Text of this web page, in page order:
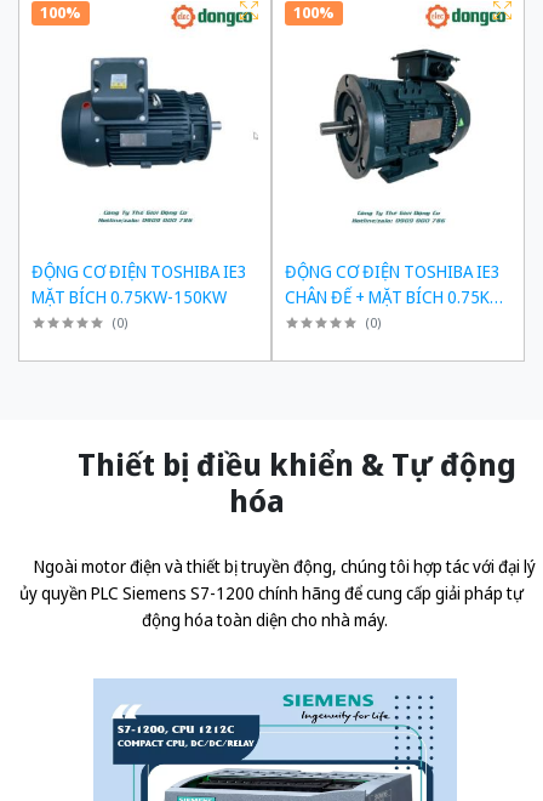
100%
ĐỘNG CƠ ĐIỆN TOSHIBA IE3
MẶT BÍCH 0.75KW-150KW
(0)
100%
ĐỘNG CƠ ĐIỆN TOSHIBA IE3
CHÂN ĐẾ + MẶT BÍCH 0.75KW-
150KW
(0)
Thiết bị điều khiển & Tự động
hóa
Ngoài motor điện và thiết bị truyền động, chúng tôi hợp tác với đại lý
ủy quyền PLC Siemens S7-1200 chính hãng để cung cấp giải pháp tự
động hóa toàn diện cho nhà máy.